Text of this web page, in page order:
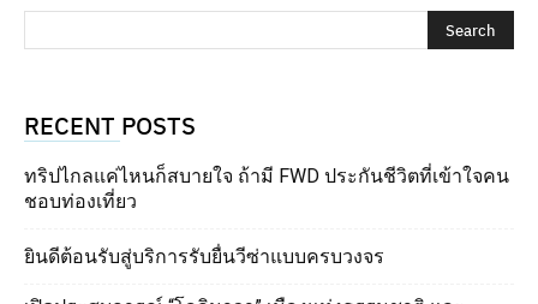
RECENT POSTS
ทริปไกลแค่ไหนก็สบายใจ ถ้ามี FWD ประกันชีวิตที่เข้าใจคน
ชอบท่องเที่ยว
ยินดีต้อนรับสู่บริการรับยื่นวีซ่าแบบครบวงจร